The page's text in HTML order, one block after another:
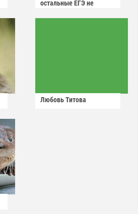
остальные ЕГЭ не
Любовь Титова